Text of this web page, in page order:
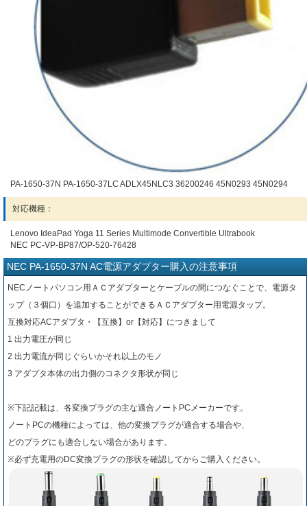
PA-1650-37N PA-1650-37LC ADLX45NLC3 36200246 45N0293 45N0294
対応機種：
Lenovo IdeaPad Yoga 11 Series Multimode Convertible Ultrabook
NEC PC-VP-BP87/OP-520-76428
NEC PA-1650-37N AC電源アダプター購入の注意事項
NECノートパソコン用ＡＣアダプターとケーブルの間につなぐことで、電源タ
ップ（３個口）を追加することができるＡＣアダプター用電源タップ。
互換対応ACアダプタ・【互換】or【対応】につきまして
1 出力電圧が同じ
2 出力電流が同じぐらいかそれ以上のモノ
3 アダプタ本体の出力側のコネクタ形状が同じ
※下記記載は、各変換プラグの主な適合ノートPCメーカーです。
ノートPCの機種によっては、他の変換プラグが適合する場合や、
どのプラグにも適合しない場合があります。
※必ず充電用のDC変換プラグの形状を確認してからご購入ください。